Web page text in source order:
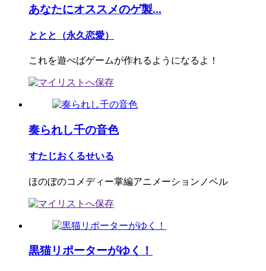
あなたにオススメのゲ製...
ととと（永久恋愛）
これを遊べばゲームが作れるようになるよ！
奏られし千の音色
すたじおくるせいる
ほのぼのコメディー掌編アニメーションノベル
黒猫リポーターがゆく！